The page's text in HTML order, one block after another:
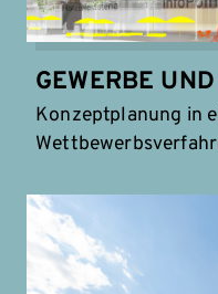
GEWERBE
Konzeptplanung in